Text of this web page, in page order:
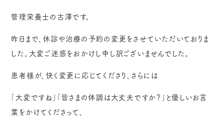
管理栄養士の古澤です。
昨日まで、休診や治療の予約の変更をさせていただいておりま
した。大変ご迷惑をおかけし申し訳ございませんでした。
患者様が、快く変更に応じてくださり、さらには
｢大変ですね｣｢皆さまの体調は大丈夫ですか？｣と優しいお言
葉をかけてくださって、